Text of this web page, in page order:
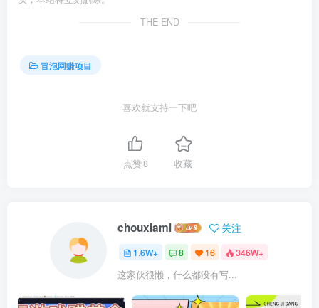
THE END
冒泡网赚项目
喜欢就支持一下吧
点赞8 收藏
chouxiami 关注
1.6W+ 8 16 346W+
这家伙很懒，什么都没有写...